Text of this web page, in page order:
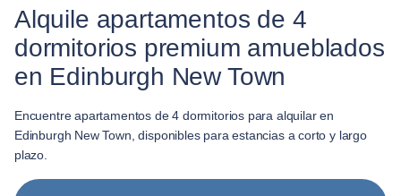
Alquile apartamentos de 4
dormitorios premium amueblados
en Edinburgh New Town
Encuentre apartamentos de 4 dormitorios para alquilar en
Edinburgh New Town, disponibles para estancias a corto y largo
plazo.